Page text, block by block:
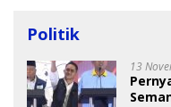
Politik
13